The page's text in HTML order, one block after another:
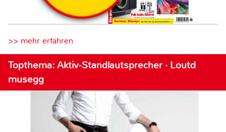
>> mehr erfahren
Topthema: Aktiv-Standlautsprecher · Loutd
musegg